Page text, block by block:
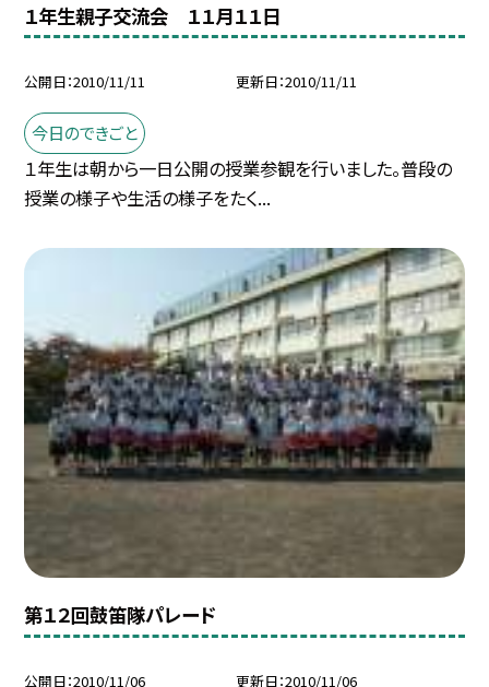
１年生親子交流会 １１月１１日
公開日 2010/11/11 更新日 2010/11/11
今日のできごと
１年生は朝から一日公開の授業参観を行いました。普段の
授業の様子や生活の様子をたく...
第１２回鼓笛隊パレード
公開日 2010/11/06 更新日 2010/11/06